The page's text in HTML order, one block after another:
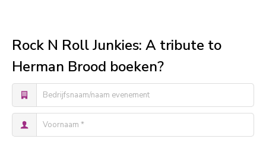
Rock N Roll Junkies: A tribute to
Herman Brood boeken?